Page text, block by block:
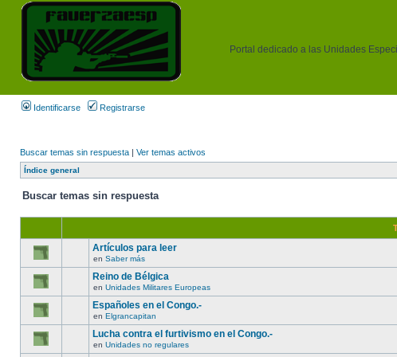
Portal dedicado a las Unidades
Identificarse Registrarse
Buscar temas sin respuesta | Ver temas activos
Índice general
Buscar temas sin respuesta
Artículos para leer
en Saber más
Reino de Bélgica
en Unidades Militares Europeas
Españoles en el Congo.-
en Elgrancapitan
Lucha contra el furtivismo en el Congo.-
en Unidades no regulares